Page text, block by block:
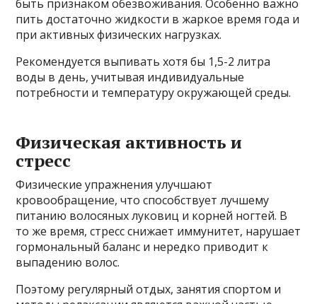
быть признаком обезвоживания. Особенно важно
пить достаточно жидкости в жаркое время года и
при активных физических нагрузках.
Рекомендуется выпивать хотя бы 1,5-2 литра
воды в день, учитывая индивидуальные
потребности и температуру окружающей среды.
Физическая активность и
стресс
Физические упражнения улучшают
кровообращение, что способствует лучшему
питанию волосяных луковиц и корней ногтей. В
то же время, стресс снижает иммунитет, нарушает
гормональный баланс и нередко приводит к
выпадению волос.
Поэтому регулярный отдых, занятия спортом и